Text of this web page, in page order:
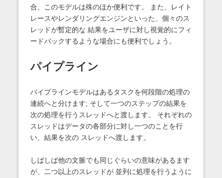
合、このモデルは殊のほか便利です。 また、レイト
レースやレンダリングエンジンといった、個々のス
レッドが暫定的な 結果をユーザに対し視覚的にフィ
ードバックするような場合にも便利でしょう。
パイプライン
パイプラインモデルはあるタスクを何段階の処理の
連続へと分けます; そして一つのステップの結果を
次の処理を行うスレッドへと渡します。 それぞれの
スレッドはデータの各部分に対し一つのことを行
い、結果を次の スレッドへ渡します。
しばしば他の文脈でも同じぐらいの意味があるます
が、二つ以上のスレッドが 並列に処理を行うように